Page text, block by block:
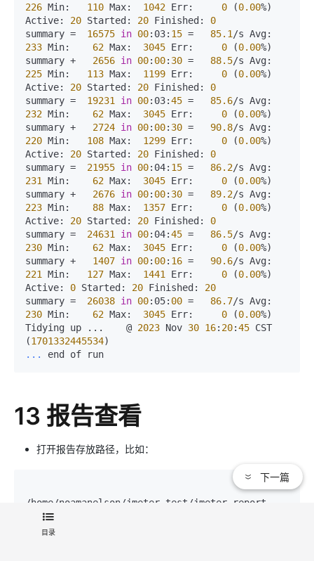
226 Min: 110 Max: 1042 Err: 0 (0.00%)
Active: 20 Started: 20 Finished: 0
summary = 16575 in 00:03: 15 = 85.1
233 Min: 62 Max: 3045 Err: 0 (0.00%)
summary + 2656 in 00: 00: 30 = 88.5
225 Min: 113 Max: 1199 Err: 0 (0.00%)
Active: 20 Started: 20 Finished: 0
summary = 19231 in 00:03:45 = 85.6
232 Min: 62 Max: 3045 Err: 0 (0.00%)
summary + 2724 in 00: 00: 30 = 90.8
220 Min: 108 Max: 1299 Err: 0 (0.00%)
Active: 20 Started: 20 Finished: 0
summary = 21955 in 00:04: 15 = 86.2
231
Min: 62 Max: 3045 Err: 0 (0.00%)
summary + 2676 in 00: 00: 30 = 89.2
223 Min: 88 Max: 1357 Err: 0 (0.00%)
Active: 20 Started: 20 Finished: 0
summary = 24631 in 00:04:45 = 86.5
230 Min: 62 Max: 3045 Err: 0 (0.00%)
summary + 1407 in 00: 00: 16 = 90.6
221
Min: 127 Max: 1441 Err: 0 (0.00%)
Active: 0 Started: 20 Finished: 20
summary = 26038 in 00:05: 00 = 86.7
230 Min: 62 Max: 3045 Err: 0 (0.00%)
Tidying up ...    @ 2023 Nov 30 16: 20:45 CST
(1701332445534
...
13 报告查看
打开报告存放路径，比如：
目录
下一篇